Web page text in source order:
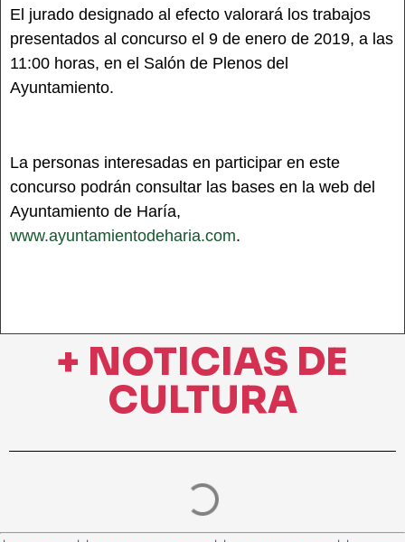
El jurado designado al efecto valorará los trabajos
presentados al concurso el 9 de enero de 2019, a las
11:00 horas, en el Salón de Plenos del
Ayuntamiento.
La personas interesadas en participar en este
concurso podrán consultar las bases en la web del
Ayuntamiento de Haría,
www.ayuntamientodeharia.com.
+ NOTICIAS DE
CULTURA